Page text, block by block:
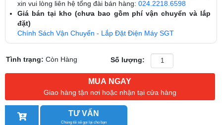
xin vui lòng liên hệ tổng đài bán hàng: 024.2218.6598
Giá bán tại kho (chưa bao gồm phí vận chuyển và lắp
đặt)
Chính Sách Vận Chuyển - Lắp Đặt Điện Máy SGT
Tình trạng:Còn Hàng Số lượng:
MUA NGAY
Giao hàng tận nơi hoặc nhận tại cửa hàng
TƯ VẤN
Chúng tôi sẽ gọi lại cho bạn